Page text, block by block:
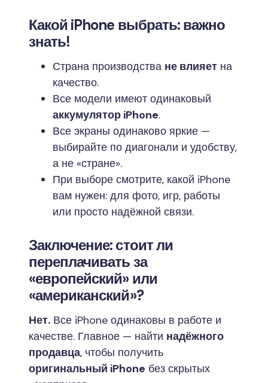
Какой iPhone выбрать: важно
знать!
Страна производства не влияет на
качество.
Все модели имеют одинаковый
аккумулятор iPhone.
Все экраны одинаково яркие —
выбирайте по диагонали и удобству,
а не «стране».
При выборе смотрите, какой iPhone
вам нужен: для фото, игр, работы
или просто надёжной связи.
Заключение: стоит ли
переплачивать за
«европейский» или
«американский»?
Нет. Все iPhone одинаковы в работе и
качестве. Главное — найти надёжного
продавца, чтобы получить
оригинальный iPhone без скрытых